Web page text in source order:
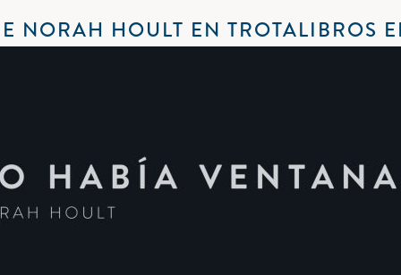
NORAH HOULT EN TROTALIBROS